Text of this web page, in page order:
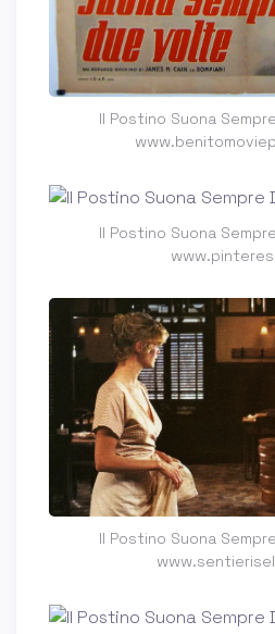
Il Postino Suona
Il Postino Suona
Il Postino Suona